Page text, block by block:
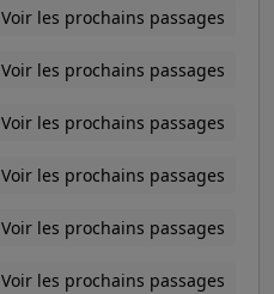
Voir les prochains passages
Voir les prochains passages
Voir les prochains passages
Voir les prochains passages
Voir les prochains passages
Voir les prochains passages